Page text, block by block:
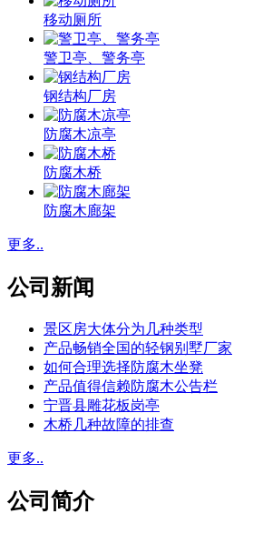
移动厕所
警卫亭、警务亭
钢结构厂房
防腐木凉亭
防腐木桥
防腐木廊架
更多..
公司新闻
景区房大体分为几种类型
产品畅销全国的轻钢别墅厂家
如何合理选择防腐木坐凳
产品值得信赖防腐木公告栏
宁晋县雕花板岗亭
木桥几种故障的排查
更多..
公司简介